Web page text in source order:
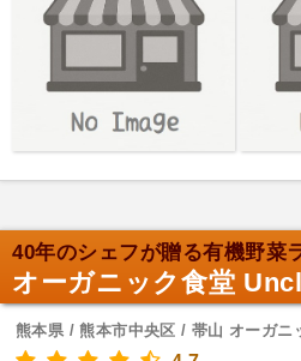
40年のシェフが贈る有機野菜
オーガニック食堂
熊本県 / 熊本市中央区 / 帯山 オーガニ